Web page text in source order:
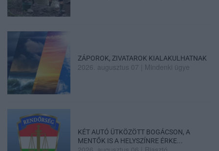
ZÁPOROK, ZIVATAROK KIALAKULHATNAK
2026. augusztus 07 Mindenki ügye
KÉT AUTÓ ÜTKÖZÖTT BOGÁCSON, A
MENTŐK IS A HELYSZÍNRE ÉRKE...